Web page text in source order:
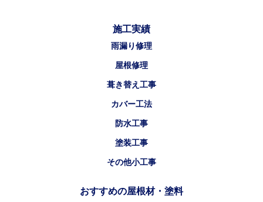
施工実績
雨漏り修理
屋根修理
葺き替え工事
カバー工法
防水工事
塗装工事
その他小工事
おすすめの屋根材・塗料